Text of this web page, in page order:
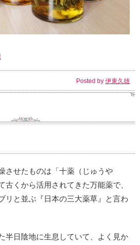
Posted by 伊東久雄
させたものは「十薬（じゅうや
古くから活用されてきた万能薬で、
リと並ぶ『日本の三大薬草』と言わ
半日陰地に生息していて、よく見か